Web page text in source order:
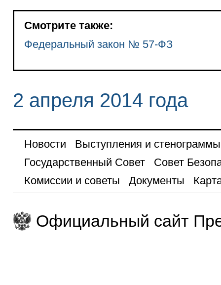
Смотрите также:
Федеральный закон № 57-ФЗ
2 апреля 2014 года
Новости
Выступления и стенограммы
Государственный Совет
Совет
Комиссии и советы
Документы
Официальный сайт